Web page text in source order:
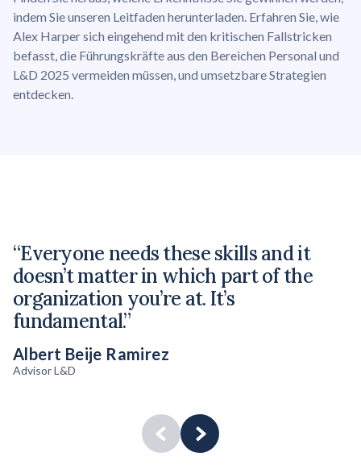
indem Sie unseren Leitfaden herunterladen. Erfahren Sie, wie
Alex Harper sich eingehend mit den kritischen Fallstricken
befasst, die Führungskräfte aus den Bereichen Personal und
L&D 2025 vermeiden müssen, und umsetzbare Strategien
entdecken.
“Everyone needs these skills and it
doesn’t matter in which part of the
organization you’re at. It’s
fundamental.”
Albert Beije Ramirez
Advisor L&D